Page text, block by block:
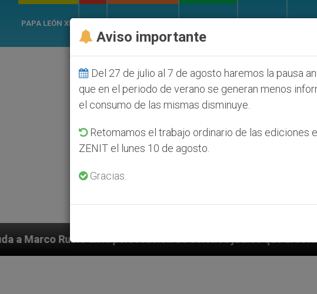
PAPA LEÓN XIV
de colonos judíos que afecta a cristianos (y no sólo)
Aviso importante
Del 27 de julio al 7 de agosto haremos la pausa
que en el periodo de verano se generan menos
el consumo de las mismas disminuye.
Retomamos el trabajo ordinario de las ediciones
ZENIT el lunes 10 de agosto.
Gracias.